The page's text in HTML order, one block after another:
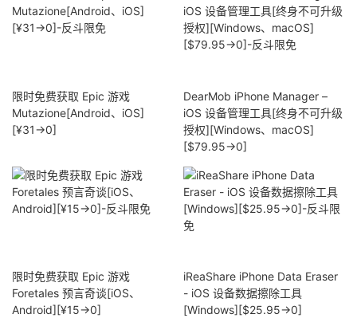
限时免费获取 Epic 游戏
Mutazione[Android、iOS]
[¥31→0]
DearMob iPhone Manager –
iOS 设备管理工具[终身不可升级
授权][Windows、macOS]
[$79.95→0]
限时免费获取 Epic 游戏
Foretales 预言奇谈[iOS、
Android][¥15→0]
iReaShare iPhone Data Eraser
- iOS 设备数据擦除工具
[Windows][$25.95→0]